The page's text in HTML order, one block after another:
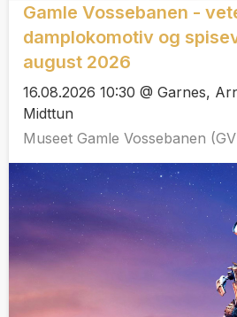
Gamle Vossebanen -
damplokomotiv og
august 2026
16.08.2026 10:30 @ Garnes,
Midttun
Museet Gamle Vossebanen